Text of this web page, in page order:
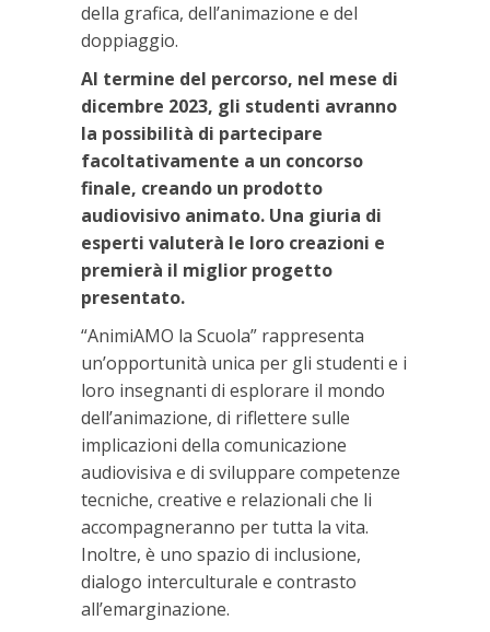
della grafica, dell’animazione e del
doppiaggio.
Al termine del percorso, nel mese di
dicembre 2023, gli studenti avranno
la possibilità di partecipare
facoltativamente a un concorso
finale, creando un prodotto
audiovisivo animato. Una giuria di
esperti valuterà le loro creazioni e
premierà il miglior progetto
presentato.
“AnimiAMO la Scuola” rappresenta
un’opportunità unica per gli studenti e i
loro insegnanti di esplorare il mondo
dell’animazione, di riflettere sulle
implicazioni della comunicazione
audiovisiva e di sviluppare competenze
tecniche, creative e relazionali che li
accompagneranno per tutta la vita.
Inoltre, è uno spazio di inclusione,
dialogo interculturale e contrasto
all’emarginazione.